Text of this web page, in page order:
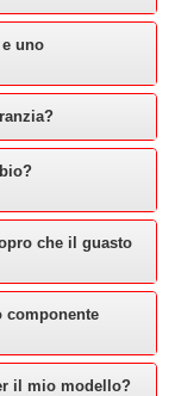
uno
che il guasto
componente
il mio modello?